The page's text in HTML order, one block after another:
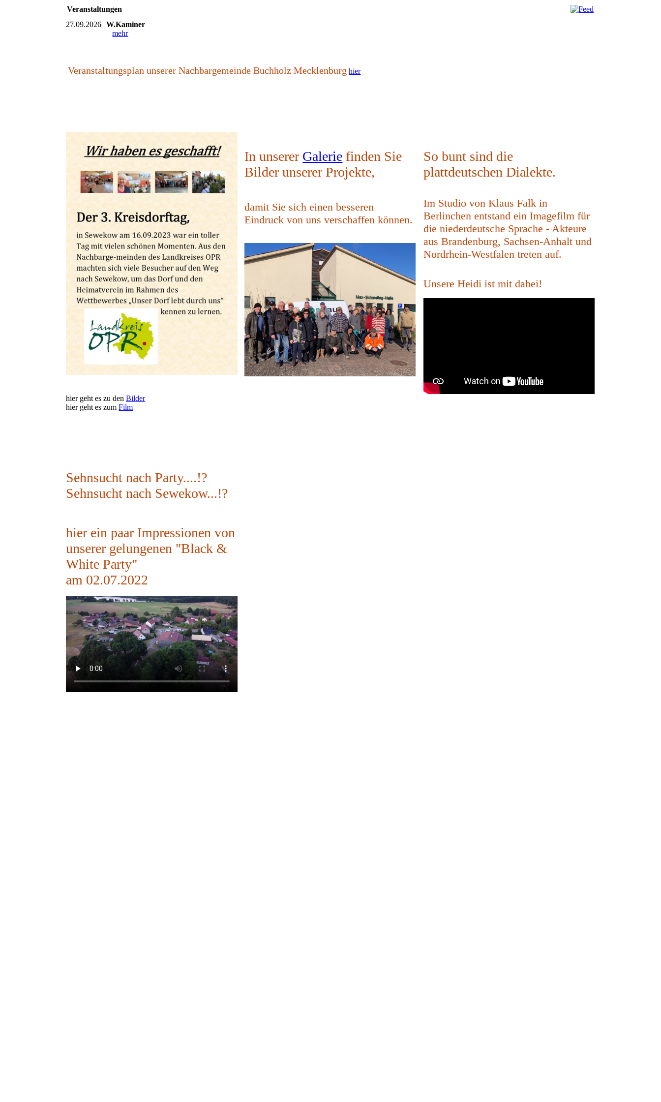
Veranstaltungen
27.09.2026
W.Kaminer
mehr
Veranstaltungsplan unserer Nachbargemeinde Buchholz Mecklenburg hier
hier geht es zu denBilder
hier geht es zumFilm
In unserer Galerie finden Sie
Bilder unserer Projekte,
damit Sie sich einen besseren
Eindruck von uns verschaffen können.
So bunt sind die
plattdeutschen Dialekte.
Im Studio von Klaus Falk in
Berlinchen entstand ein Imagefilm für
die niederdeutsche Sprache - Akteure
aus Brandenburg, Sachsen-Anhalt und
Nordrhein-Westfalen treten auf.
Unsere Heidi ist mit dabei!
Sehnsucht nach Party....!?
Sehnsucht nach Sewekow...!?
hier ein paar Impressionen von
unserer gelungenen "Black &
White Party"
am 02.07.2022